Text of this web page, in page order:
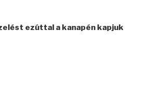
ezúttal a kanapén kapjuk